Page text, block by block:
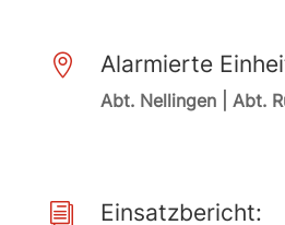
 Alarmierte
Abt. Nellingen | Abt.
i Einsatzbericht: